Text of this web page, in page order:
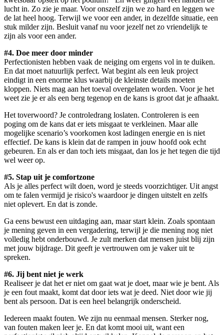
lucht in. Zo zie je maar. Voor onszelf zijn we zo hard en leggen we
de lat heel hoog. Terwijl we voor een ander, in dezelfde situatie, een
stuk milder zijn. Besluit vanaf nu voor jezelf net zo vriendelijk te
zijn als voor een ander.
#4. Doe meer door minder
Perfectionisten hebben vaak de neiging om ergens vol in te duiken.
En dat moet natuurlijk perfect. Wat begint als een leuk project
eindigt in een enorme klus waarbij de kleinste details moeten
kloppen. Niets mag aan het toeval overgelaten worden. Voor je het
weet zie je er als een berg tegenop en de kans is groot dat je afhaakt.
Het toverwoord? Je controledrang loslaten. Controleren is een
poging om de kans dat er iets misgaat te verkleinen. Maar alle
mogelijke scenario’s voorkomen kost ladingen energie en is niet
effectief. De kans is klein dat de rampen in jouw hoofd ook echt
gebeuren. En als er dan toch iets misgaat, dan los je het tegen die tijd
wel weer op.
#5. Stap uit je comfortzone
Als je alles perfect wilt doen, word je steeds voorzichtiger. Uit angst
om te falen vermijd je risico's waardoor je dingen uitstelt en zelfs
niet oplevert. En dat is zonde.
Ga eens bewust een uitdaging aan, maar start klein. Zoals spontaan
je mening geven in een vergadering, terwijl je die mening nog niet
volledig hebt onderbouwd. Je zult merken dat mensen juist blij zijn
met jouw bijdrage. Dit geeft je vertrouwen om je vaker uit te
spreken.
#6. Jij bent niet je werk
Realiseer je dat het er niet om gaat wat je doet, maar wie je bent. Als
je een fout maakt, komt dat door iets wat je deed. Niet door wie jij
bent als persoon. Dat is een heel belangrijk onderscheid.
Iedereen maakt fouten. We zijn nu eenmaal mensen. Sterker nog,
van fouten maken leer je. En dat komt mooi uit, want een